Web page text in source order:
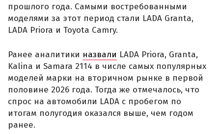
прошлого года. Самыми востребованными
моделями за этот период стали LADA Granta,
LADA Priora и Toyota Camry.
Ранее аналитики назвали LADA Priora, Granta,
Kalina и Samara 2114 в числе самых популярных
моделей марки на вторичном рынке в первой
половине 2026 года. Тогда же отмечалось, что
спрос на автомобили LADA с пробегом по
итогам полугодия оказался выше, чем годом
ранее.